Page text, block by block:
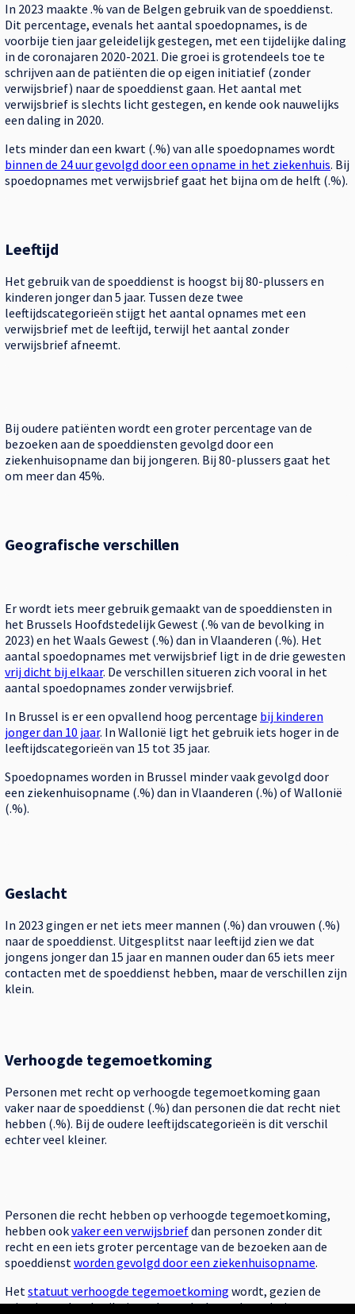
In 2023 maakte .% van de Belgen gebruik van de spoeddienst.
Dit percentage, evenals het aantal spoedopnames, is de
voorbije tien jaar geleidelijk gestegen, met een tijdelijke daling
in de coronajaren 2020-2021. Die groei is grotendeels toe te
schrijven aan de patiënten die op eigen initiatief (zonder
verwijsbrief) naar de spoeddienst gaan. Het aantal met
verwijsbrief is slechts licht gestegen, en kende ook nauwelijks
een daling in 2020.
Iets minder dan een kwart (.%) van alle spoedopnames wordt
binnen de 24 uur gevolgd door een opname in het ziekenhuis. Bij
spoedopnames met verwijsbrief gaat het bijna om de helft (.%).
Leeftijd
Het gebruik van de spoeddienst is hoogst bij 80-plussers en
kinderen jonger dan 5 jaar. Tussen deze twee
leeftijdscategorieën stijgt het aantal opnames met een
verwijsbrief met de leeftijd, terwijl het aantal zonder
verwijsbrief afneemt.
Bij oudere patiënten wordt een groter percentage van de
bezoeken aan de spoeddiensten gevolgd door een
ziekenhuisopname dan bij jongeren. Bij 80-plussers gaat het
om meer dan 45%.
Geografische verschillen
Er wordt iets meer gebruik gemaakt van de spoeddiensten in
het Brussels Hoofdstedelijk Gewest (.% van de bevolking in
2023) en het Waals Gewest (.%) dan in Vlaanderen (.%). Het
aantal spoedopnames met verwijsbrief ligt in de drie gewesten
vrij dicht bij elkaar. De verschillen situeren zich vooral in het
aantal spoedopnames zonder verwijsbrief.
In Brussel is er een opvallend hoog percentage bij kinderen
jonger dan 10 jaar. In Wallonië ligt het gebruik iets hoger in de
leeftijdscategorieën van 15 tot 35 jaar.
Spoedopnames worden in Brussel minder vaak gevolgd door
een ziekenhuisopname (.%) dan in Vlaanderen (.%) of Wallonië
(.%).
Geslacht
In 2023 gingen er net iets meer mannen (.%) dan vrouwen (.%)
naar de spoeddienst. Uitgesplitst naar leeftijd zien we dat
jongens jonger dan 15 jaar en mannen ouder dan 65 iets meer
contacten met de spoeddienst hebben, maar de verschillen zijn
klein.
Verhoogde tegemoetkoming
Personen met recht op verhoogde tegemoetkoming gaan
vaker naar de spoeddienst (.%) dan personen die dat recht niet
hebben (.%). Bij de oudere leeftijdscategorieën is dit verschil
echter veel kleiner.
Personen die recht hebben op verhoogde tegemoetkoming,
hebben ookvaker een verwijsbriefdan personen zonder dit
recht en een iets groter percentage van de bezoeken aan de
spoeddienstworden gevolgd door een ziekenhuisopname.
Hetstatuut verhoogde tegemoetkoming wordt, gezien de
criteria, vaak gebruikt in onderzoek als een benadering voor een